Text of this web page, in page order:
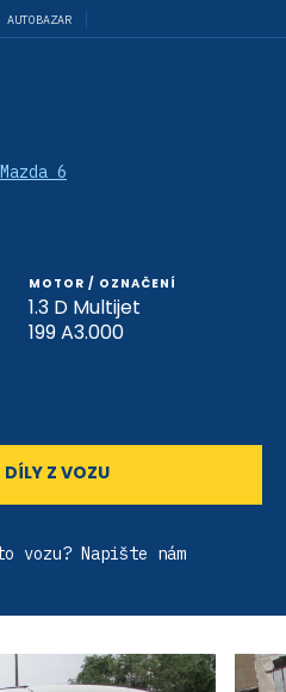
AUTOBAZAR
Mazda 6
MOTOR / OZNAČENÍ
1.3 D Multijet
199 A3.000
DÍLY Z VOZU
vozu? Napište nám